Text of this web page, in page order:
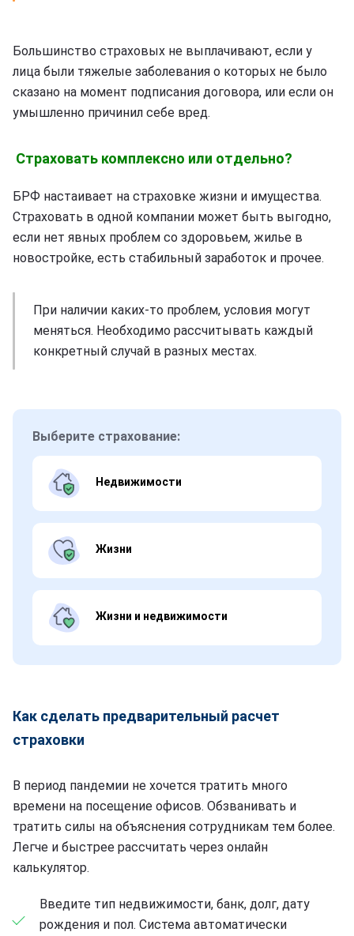
Большинство страховых не выплачивают, если у
лица были тяжелые заболевания о которых не было
сказано на момент подписания договора, или если он
умышленно причинил себе вред.
Страховать комплексно или отдельно?
БРФ настаивает на страховке жизни и имущества.
Страховать в одной компании может быть выгодно,
если нет явных проблем со здоровьем, жилье в
новостройке, есть стабильный заработок и прочее.
При наличии каких-то проблем, условия могут
меняться. Необходимо рассчитывать каждый
конкретный случай в разных местах.
Выберите страхование:
Недвижимости
Жизни
Жизни и недвижимости
Как сделать предварительный расчет
страховки
В период пандемии не хочется тратить много
времени на посещение офисов. Обзванивать и
тратить силы на объяснения сотрудникам тем более.
Легче и быстрее рассчитать через онлайн
калькулятор.
Введите тип недвижимости, банк, долг, дату
рождения и пол. Система автоматически